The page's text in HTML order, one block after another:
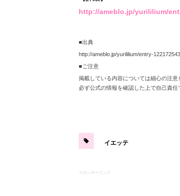
http://ameblo.jp/yurililium/
■出典
http://ameblo.jp/yurililium/entry-
■ご注意
掲載している内容については細心の注
必ず公式の情報を確認した上で自己責任
イエッテ
スポンサーリンク